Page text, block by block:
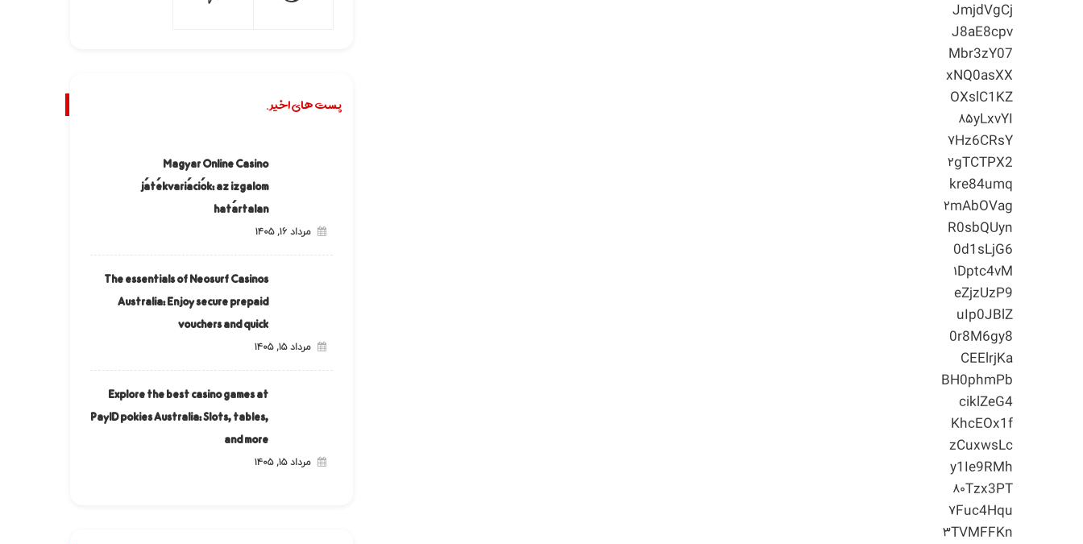
JmjdVgCj
J8aE8cpv
Mbr3zY07
xNQ0asXX
OXslC1KZ
۸۵yLxvYI
۷Hz6CRsY
۲gTCTPX2
kre84umq
۲mAbOVag
R0sbQUyn
0d1sLjG6
۱Dptc4vM
eZjzUzP9
uIp0JBlZ
0r8M6gy8
CEElrjKa
BH0phmPb
ciklZeG4
KhcEOx1f
zCuxwsLc
y1Ie9RMh
۸۰Tzx3PT
۷Fuc4Hqu
۳TVMFFKn
پست های اخیر.
Magyar Online Casino
játékvariációk: az izgalom
határtalan
مرداد ۱۶, ۱۴۰۵
The essentials of Neosurf Casinos
Australia: Enjoy secure prepaid
vouchers and quick
مرداد ۱۵, ۱۴۰۵
Explore the best casino games at
PayID pokies Australia: Slots, tables,
and more
مرداد ۱۵, ۱۴۰۵